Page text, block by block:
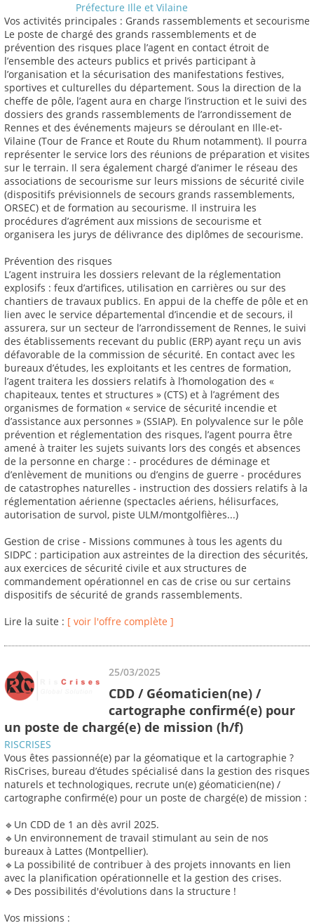
Préfecture Ille et Vilaine
Vos activités principales : Grands rassemblements et secourisme
Le poste de chargé des grands rassemblements et de
prévention des risques place l’agent en contact étroit de
l’ensemble des acteurs publics et privés participant à
l’organisation et la sécurisation des manifestations festives,
sportives et culturelles du département. Sous la direction de la
cheffe de pôle, l’agent aura en charge l’instruction et le suivi des
dossiers des grands rassemblements de l’arrondissement de
Rennes et des événements majeurs se déroulant en Ille-et-
Vilaine (Tour de France et Route du Rhum notamment). Il pourra
représenter le service lors des réunions de préparation et visites
sur le terrain. Il sera également chargé d’animer le réseau des
associations de secourisme sur leurs missions de sécurité civile
(dispositifs prévisionnels de secours grands rassemblements,
ORSEC) et de formation au secourisme. Il instruira les
procédures d’agrément aux missions de secourisme et
organisera les jurys de délivrance des diplômes de secourisme.
Prévention des risques
L’agent instruira les dossiers relevant de la réglementation
explosifs : feux d’artifices, utilisation en carrières ou sur des
chantiers de travaux publics. En appui de la cheffe de pôle et en
lien avec le service départemental d’incendie et de secours, il
assurera, sur un secteur de l’arrondissement de Rennes, le suivi
des établissements recevant du public (ERP) ayant reçu un avis
défavorable de la commission de sécurité. En contact avec les
bureaux d’études, les exploitants et les centres de formation,
l’agent traitera les dossiers relatifs à l’homologation des «
chapiteaux, tentes et structures » (CTS) et à l’agrément des
organismes de formation « service de sécurité incendie et
d’assistance aux personnes » (SSIAP). En polyvalence sur le pôle
prévention et réglementation des risques, l’agent pourra être
amené à traiter les sujets suivants lors des congés et absences
de la personne en charge : - procédures de déminage et
d’enlèvement de munitions ou d’engins de guerre - procédures
de catastrophes naturelles - instruction des dossiers relatifs à la
réglementation aérienne (spectacles aériens, hélisurfaces,
autorisation de survol, piste ULM/montgolfières...)
Gestion de crise - Missions communes à tous les agents du
SIDPC : participation aux astreintes de la direction des sécurités,
aux exercices de sécurité civile et aux structures de
commandement opérationnel en cas de crise ou sur certains
dispositifs de sécurité de grands rassemblements.
Lire la suite : [ voir l'offre complète ]
25/03/2025
CDD / Géomaticien(ne) /
cartographe confirmé(e) pour
un poste de chargé(e) de mission (h/f)
RISCRISES
Vous êtes passionné(e) par la géomatique et la cartographie ?
RisCrises, bureau d’études spécialisé dans la gestion des risques
naturels et technologiques, recrute un(e) géomaticien(ne) /
cartographe confirmé(e) pour un poste de chargé(e) de mission :
🔹Un CDD de 1 an dès avril 2025.
🔹Un environnement de travail stimulant au sein de nos
bureaux à Lattes (Montpellier).
🔹La possibilité de contribuer à des projets innovants en lien
avec la planification opérationnelle et la gestion des crises.
🔹Des possibilités d'évolutions dans la structure !
Vos missions :